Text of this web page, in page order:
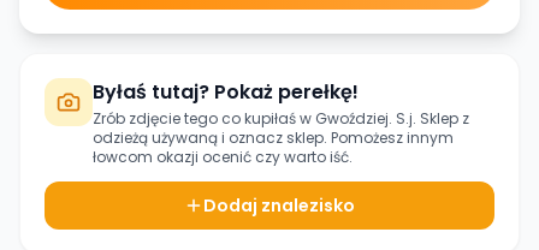
Byłaś tutaj? Pokaż perełkę!
Zrób zdjęcie tego co kupiłaś w Gwoździej. S.j. Sklep z
odzieżą używanąi oznacz sklep. Pomożesz innym
łowcom okazji ocenić czy warto iść.
Dodaj znalezisko